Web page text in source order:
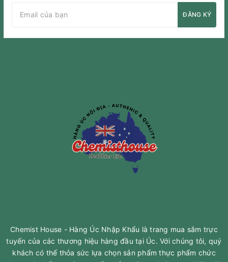
ĐĂNG KÝ
Chemist House - Hàng Úc Nhập Khẩu là trang mua sắm trực
tuyến của các thương hiệu hàng đầu tại Úc. Với chúng tôi, quý
khách có thể thỏa sức lựa chọn sản phẩm thực phẩm chức